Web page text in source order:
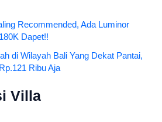
Recommended, Ada Luminor
Dapet!!
di Wilayah Bali Yang Dekat Pantai,
Ribu Aja
Villa